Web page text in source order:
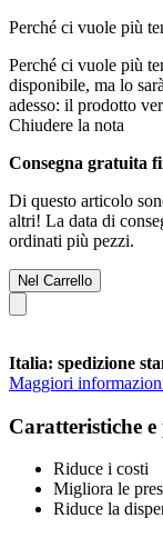
Perché ci vuole più
Perché ci vuole più
disponibile, ma lo
adesso: il prodotto
Chiudere la nota
Consegna gratuita
Di questo articolo
altri! La data di
ordinati più pezzi.
Nel Carrello
Italia: spedizione
Maggiori
Caratteristiche
Riduce i costi
Migliora le
Riduce la